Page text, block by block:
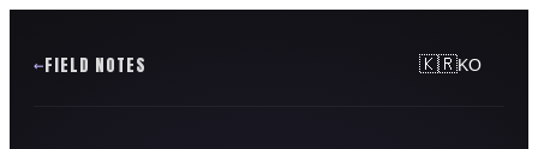
FIELD NOTES 🇰🇷KO